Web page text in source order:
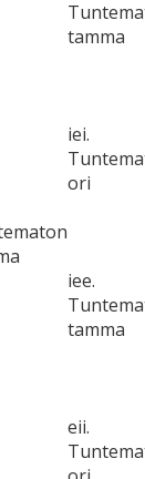
tamma
iei.
ori
iee.
tamma
eii.